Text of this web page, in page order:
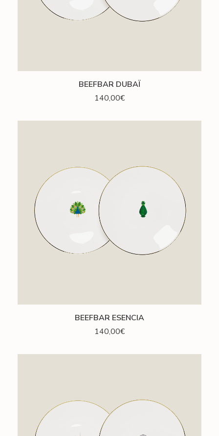
AJOUTER AU PANIERBEEFBAR DUBAÏ
140,00€
AJOUTER AU PANIERBEEFBAR ESENCIA
140,00€